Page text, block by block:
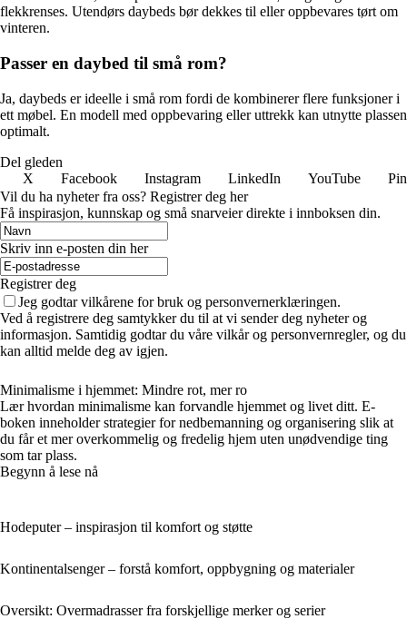
flekkrenses. Utendørs daybeds bør dekkes til eller oppbevares tørt om
vinteren.
Passer en daybed til små rom?
Ja, daybeds er ideelle i små rom fordi de kombinerer flere funksjoner i
ett møbel. En modell med oppbevaring eller uttrekk kan utnytte plassen
optimalt.
Del gleden
X
Facebook Instagram LinkedIn YouTube
Vil du ha nyheter fra oss? Registrer deg her
Få inspirasjon, kunnskap og små snarveier direkte i innboksen din.
Skriv inn e-posten din her
Registrer deg
Jeg godtar vilkårene for bruk og personvernerklæringen.
Ved å registrere deg samtykker du til at vi sender deg nyheter og
informasjon. Samtidig godtar du våre vilkår og personvernregler, og du
kan alltid melde deg av igjen.
Minimalisme i hjemmet: Mindre rot, mer ro
Lær hvordan minimalisme kan forvandle hjemmet og livet ditt. E-
boken inneholder strategier for nedbemanning og organisering slik at
du får et mer overkommelig og fredelig hjem uten unødvendige ting
som tar plass.
Begynn å lese nå
Hodeputer – inspirasjon til komfort og støtte
Kontinentalsenger – forstå komfort, oppbygning og materialer
Oversikt: Overmadrasser fra forskjellige merker og serier